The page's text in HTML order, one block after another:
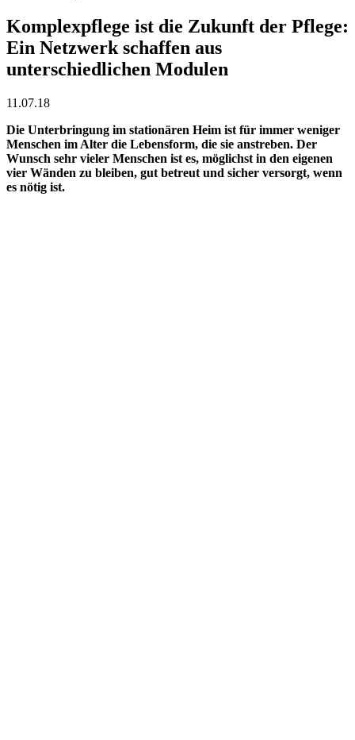
Komplexpflege ist die Zukunft der Pflege:
Ein Netzwerk schaffen aus
unterschiedlichen Modulen
11.07.18
Die Unterbringung im stationären Heim ist für immer weniger
Menschen im Alter die Lebensform, die sie anstreben. Der
Wunsch sehr vieler Menschen ist es, möglichst in den eigenen
vier Wänden zu bleiben, gut betreut und sicher versorgt, wenn
es nötig ist.